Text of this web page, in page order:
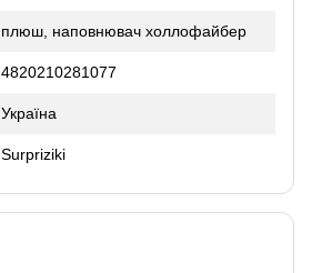
плюш, наповнювач холлофайбер
4820210281077
Україна
Surpriziki